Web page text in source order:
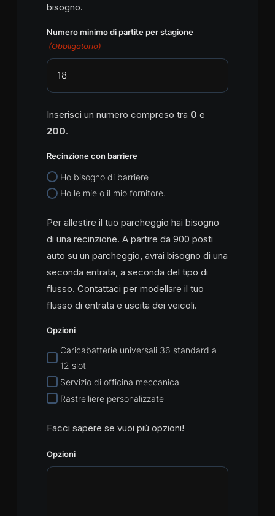
bisogno.
Numero minimo di partite per stagione
(Obbligatorio)
Inserisci un numero compreso tra 0 e
200.
Recinzione con barriere
Ho bisogno di barriere
Ho le mie o il mio fornitore.
Per allestire il tuo parcheggio hai bisogno
di una recinzione. A partire da 900 posti
auto su un parcheggio, avrai bisogno di una
seconda entrata, a seconda del tipo di
flusso. Contattaci per modellare il tuo
flusso di entrata e uscita dei veicoli.
Opzioni
Caricabatterie universali 36 standard a
12 slot
Servizio di officina meccanica
Rastrelliere personalizzate
Facci sapere se vuoi più opzioni!
Opzioni